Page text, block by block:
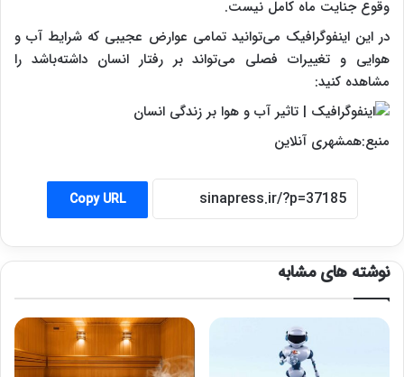
وقوع جنایت ماه کامل نیست.
در این اینفوگرافیک می‌توانید تمامی عوارض عجیبی که شرایط آب و
هوایی و تغییرات فصلی می‌تواند بر رفتار انسان داشته‌باشد را
مشاهده کنید:
منبع:همشهری آنلاین
Copy URL
نوشته های مشابه